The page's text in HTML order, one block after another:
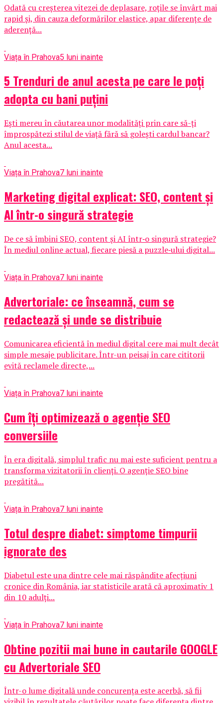
Odată cu creșterea vitezei de deplasare, roțile se învârt mai
rapid și, din cauza deformărilor elastice, apar diferențe de
aderență...
Viața în Prahova5 luni inainte
5 Trenduri de anul acesta pe care le poți
adopta cu bani puțini
Ești mereu în căutarea unor modalități prin care să-ți
împrospătezi stilul de viață fără să golești cardul bancar?
Anul acesta...
Viața în Prahova7 luni inainte
Marketing digital explicat: SEO, content și
AI într-o singură strategie
De ce să îmbini SEO, content și AI într‑o singură strategie?
În mediul online actual, fiecare piesă a puzzle‑ului digital...
Viața în Prahova7 luni inainte
Advertoriale: ce înseamnă, cum se
redactează și unde se distribuie
Comunicarea eficientă în mediul digital cere mai mult decât
simple mesaje publicitare. Într-un peisaj în care cititorii
evită reclamele directe,...
Viața în Prahova7 luni inainte
Cum îți optimizează o agenție SEO
conversiile
În era digitală, simplul trafic nu mai este suficient pentru a
transforma vizitatorii în clienți. O agenție SEO bine
pregătită...
Viața în Prahova7 luni inainte
Totul despre diabet: simptome timpurii
ignorate des
Diabetul este una dintre cele mai răspândite afecţiuni
cronice din România, iar statisticile arată că aproximativ 1
din 10 adulţi...
Viața în Prahova7 luni inainte
Obtine pozitii mai bune in cautarile GOOGLE
cu Advertoriale SEO
Într-o lume digitală unde concurența este acerbă, să fii